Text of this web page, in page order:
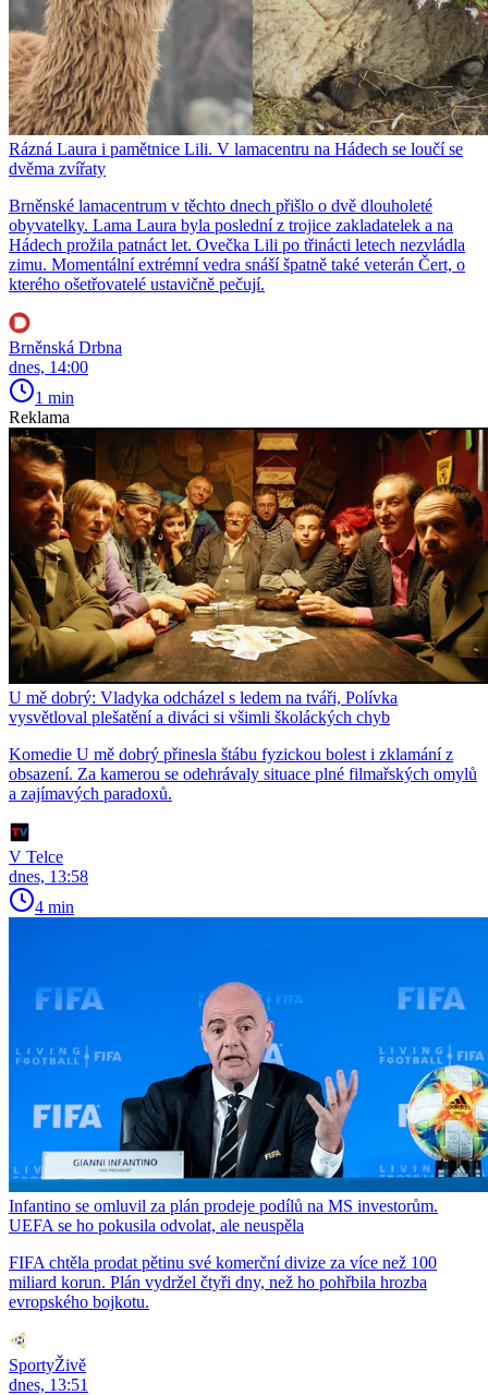
Rázná Laura i pamětnice Lili. V lamacentru na Hádech se loučí se
dvěma zvířaty
Brněnské lamacentrum v těchto dnech přišlo o dvě dlouholeté
obyvatelky. Lama Laura byla poslední z trojice zakladatelek a na
Hádech prožila patnáct let. Ovečka Lili po třinácti letech nezvládla
zimu. Momentální extrémní vedra snáší špatně také veterán Čert, o
kterého ošetřovatelé ustavičně pečují.
Brněnská Drbna
dnes, 14:00
1 min
Reklama
U mě dobrý: Vladyka odcházel s ledem na tváři, Polívka
vysvětloval plešatění a diváci si všimli školáckých chyb
Komedie U mě dobrý přinesla štábu fyzickou bolest i zklamání z
obsazení. Za kamerou se odehrávaly situace plné filmařských omylů
a zajímavých paradoxů.
V Telce
dnes, 13:58
4 min
Infantino se omluvil za plán prodeje podílů na MS investorům.
UEFA se ho pokusila odvolat, ale neuspěla
FIFA chtěla prodat pětinu své komerční divize za více než 100
miliard korun. Plán vydržel čtyři dny, než ho pohřbila hrozba
evropského bojkotu.
SportyŽivě
dnes, 13:51